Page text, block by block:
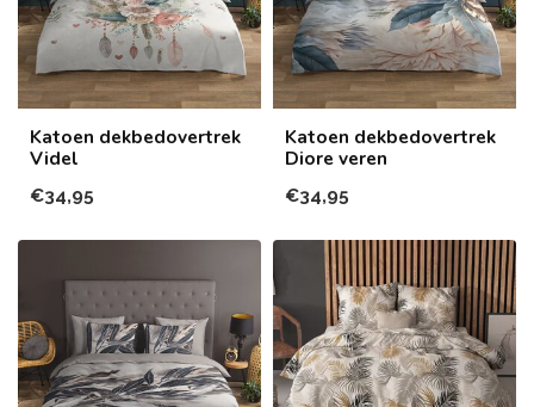
Katoen dekbedovertrek
Videl
€34,95
Katoen dekbedovertrek
Diore veren
€34,95